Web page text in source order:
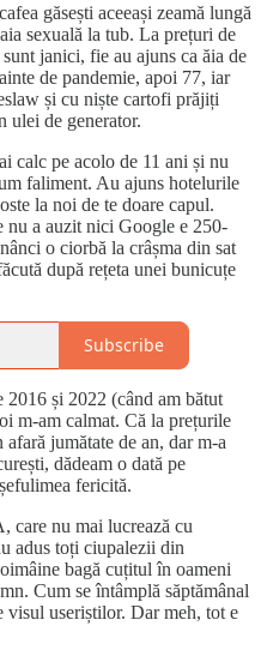
găsești aceeași zeamă lungă
sexuală la tub. La prețuri de
janici, fie au ajuns ca ăia de
de pandemie, apoi 77, iar
și cu niște cartofi prăjiți
ulei de generator.
calc pe acolo de 11 ani și nu
faliment. Au ajuns hotelurile
la noi de te doare capul.
nu a auzit nici Google e 250-
o ciorbă la crâșma din sat
după rețeta unei bunicuțe
Subscribe
și 2022 (când am bătut
m-am calmat. Că la prețurile
afară jumătate de an, dar m-a
dădeam o dată pe
fericită.
care nu mai lucrează cu
adus toți ciupalezii din
bagă cuțitul în oameni
Cum se întâmplă săptămânal
visul useriștilor. Dar meh, tot e